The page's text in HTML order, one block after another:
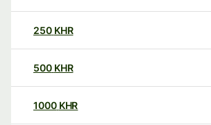
250 KHR
500 KHR
1000 KHR